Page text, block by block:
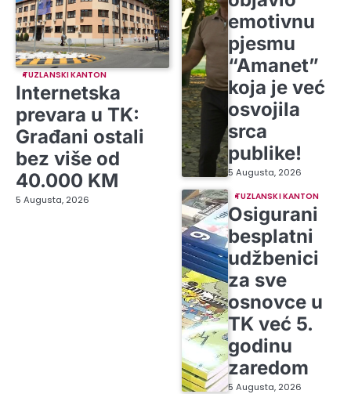
TUZLANSKI KANTON
Internetska
prevara u TK:
Građani ostali
bez više od
40.000 KM
5 Augusta, 2026
emotivnu
pjesmu
“Amanet”
koja je već
osvojila
srca
publike!
5 Augusta, 2026
TUZLANSKI KANTON
Osigurani
besplatni
udžbenici
za sve
osnovce u
TK već 5.
godinu
zaredom
5 Augusta, 2026